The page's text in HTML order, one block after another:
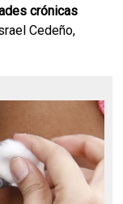
crónicas
Cedeño,